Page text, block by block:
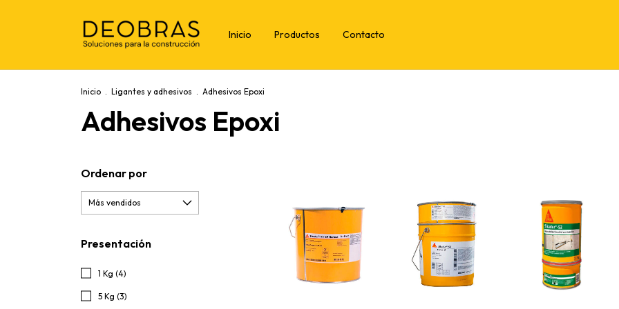
Inicio Productos Contacto
Inicio . Ligantes y adhesivos . Adhesivos Epoxi
Adhesivos Epoxi
Ordenar por
Presentación
1 Kg (4)
5 Kg (3)